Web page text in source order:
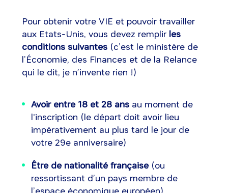
Pour obtenir votre VIE et pouvoir travailler
aux Etats-Unis, vous devez remplirles
conditions suivantes(c’est le ministère de
l’Économie, des Finances et de la Relance
qui le dit, je n’invente rien !)
Avoir entre 18 et 28 ans au moment de
l'inscription (le départ doit avoir lieu
impérativement au plus tard le jour de
votre 29e anniversaire)
Être de nationalité française(ou
ressortissant d’un pays membre de